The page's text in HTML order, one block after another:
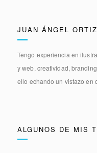
JUAN ÁNGEL ORTIZ
Tengo experiencia en
y web, creatividad,
ello echando un vistazo en
ALGUNOS DE MIS